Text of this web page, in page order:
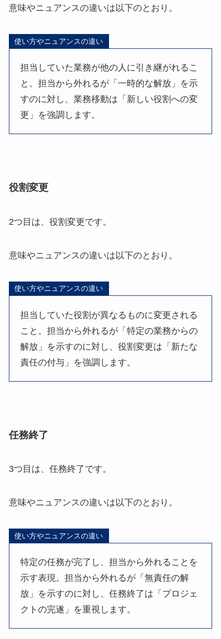
意味やニュアンスの違いは以下のとおり。
使い方やニュアンスの違い
担当していた業務が他の人に引き継がれるこ
と。担当から外れるが「一時的な解放」を示
すのに対し、業務移動は「新しい役割への変
更」を強調します。
役割変更
2つ目は、役割変更です。
意味やニュアンスの違いは以下のとおり。
使い方やニュアンスの違い
担当していた役割が異なるものに変更される
こと。担当から外れるが「特定の業務からの
解放」を示すのに対し、役割変更は「新たな
責任の付与」を強調します。
任務終了
3つ目は、任務終了です。
意味やニュアンスの違いは以下のとおり。
使い方やニュアンスの違い
特定の任務が完了し、担当から外れることを
示す表現。担当から外れるが「無責任の解
放」を示すのに対し、任務終了は「プロジェ
クトの完遂」を重視します。